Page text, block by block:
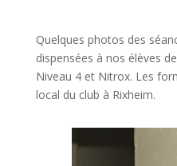
Quelques photos des
dispensées à nos élèves
Niveau 4 et Nitrox. Les
local du club à Rixheim.